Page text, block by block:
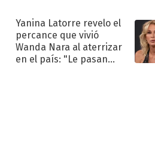
Yanina Latorre revelo el
percance que vivió
Wanda Nara al aterrizar
en el país: "Le pasan